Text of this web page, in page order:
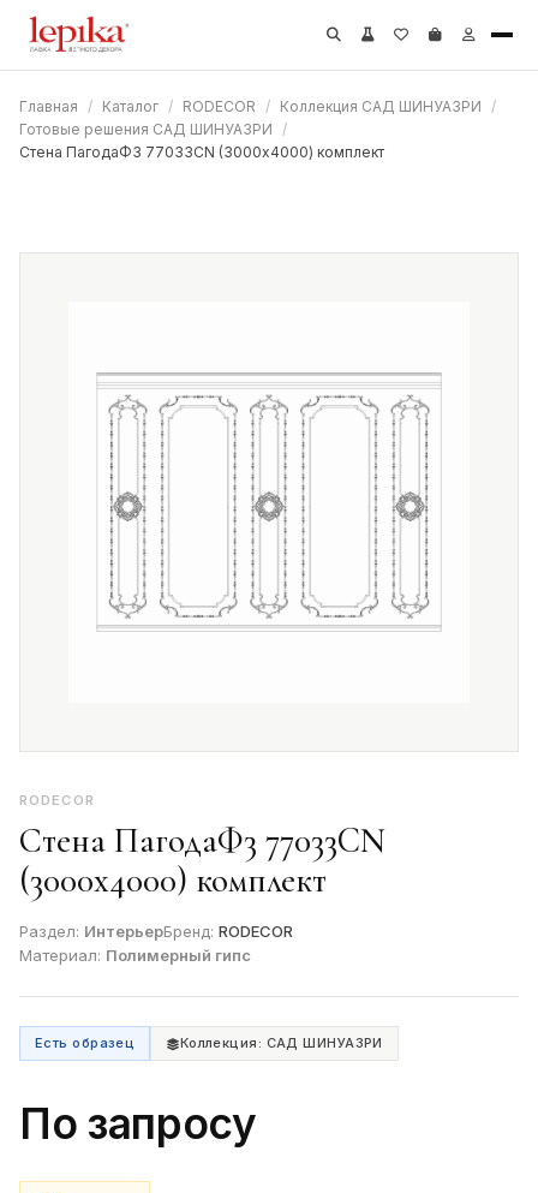
Главная / Каталог / RODECOR / Коллекция САД ШИНУАЗРИ /
Готовые решения САД ШИНУАЗРИ /
Стена ПагодаФ3 77033CN (3000х4000) комплект
RODECOR
Стена ПагодаФ3 77033CN
(3000х4000) комплект
Раздел: ИнтерьерБренд: RODECOR
Материал: Полимерный гипс
Есть образец Коллекция: САД ШИНУАЗРИ
По запросу